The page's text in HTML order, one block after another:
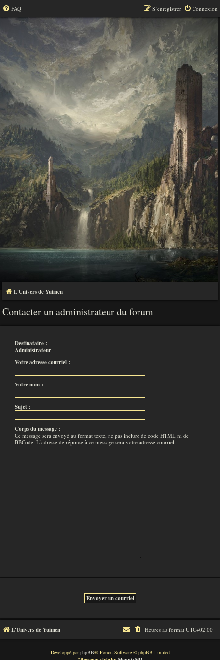
FAQ Connexion
S’enregistrer
L'Univers de Yuimen
Contacter un administrateur du forum
Destinataire :
Administrateur
Votre adresse courriel :
Votre nom :
Sujet :
Corps du message :
Ce message sera envoyé au format texte, ne pas inclure de code HTML ni de
BBCode. L’adresse de réponse à ce message sera votre adresse courriel.
L'Univers de Yuimen Heures au format UTC+02:00
Développé parphpBB® Forum Software © phpBB Limited